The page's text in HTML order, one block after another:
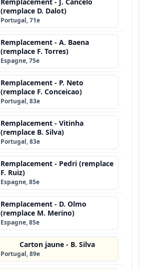
(remplace D. Dalot)
Portugal, 71e
Remplacement - A. Baena
(remplace F. Torres)
Espagne, 75e
Remplacement - P. Neto
(remplace F. Conceicao)
Portugal, 83e
Remplacement - Vitinha
(remplace B. Silva)
Portugal, 83e
Remplacement - Pedri (remplace
F. Ruiz)
Espagne, 85e
Remplacement - D. Olmo
(remplace M. Merino)
Espagne, 85e
Carton jaune - B. Silva
Portugal, 89e